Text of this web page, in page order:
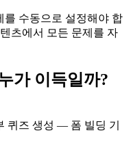
를 수동으로 설정해야 합
츠에서 모든 문제를 자
가 이득일까?
퀴즈 생성 — 폼 빌딩 기